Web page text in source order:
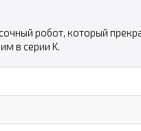
робот, который
в серии K.